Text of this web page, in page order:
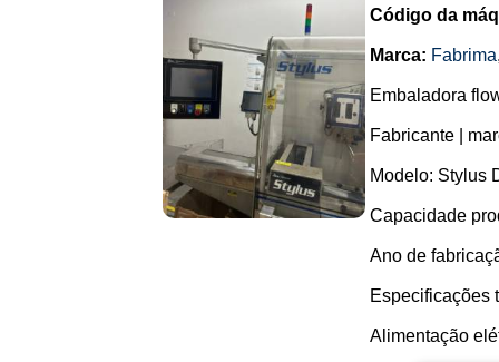
Código da
Marca: Fabrima
Embaladora
Fabricante |
Modelo: Stylus
Capacidade
Ano de
Especificações
Alimentação